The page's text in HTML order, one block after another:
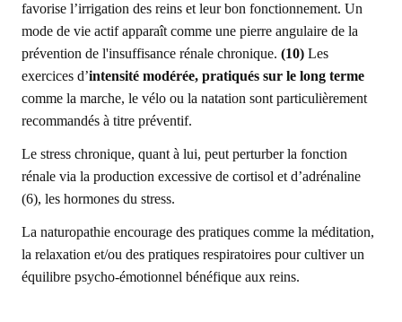
favorise l’irrigation des reins et leur bon fonctionnement. Un
mode de vie actif apparaît comme une pierre angulaire de la
prévention de l'insuffisance rénale chronique. (10) Les
exercices d’intensité modérée, pratiqués sur le long terme
comme la marche, le vélo ou la natation sont particulièrement
recommandés à titre préventif.
Le stress chronique, quant à lui, peut perturber la fonction
rénale via la production excessive de cortisol et d’adrénaline
(6), les hormones du stress.
La naturopathie encourage des pratiques comme la méditation,
la relaxation et/ou des pratiques respiratoires pour cultiver un
équilibre psycho-émotionnel bénéfique aux reins.